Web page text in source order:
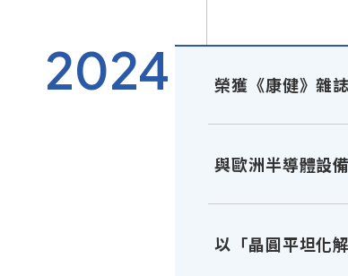
2024 榮獲《康健》雜
與歐洲半導體設
以「晶圓平坦化